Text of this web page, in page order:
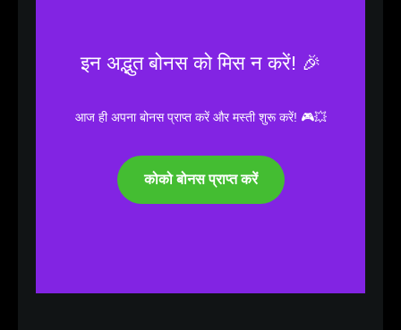
इन अद्भुत बोनस को मिस न करें! 🎉
आज ही अपना बोनस प्राप्त करें और मस्ती शुरू करें! 🎮💥
कोको बोनस प्राप्त करें